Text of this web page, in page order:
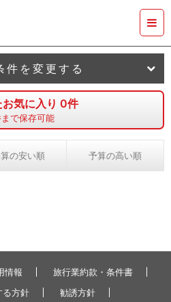
気に入り 0件
で保存可能
の安い順 予算の高い順
件を変更する
情報
旅行業約款・条件書
る方針
勧誘方針